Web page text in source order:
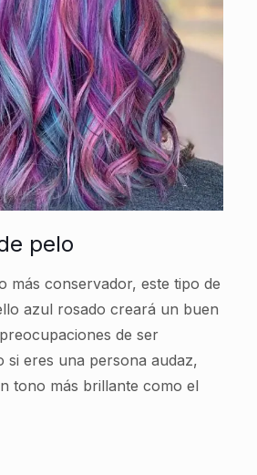
pelo
más conservador, este tipo de
azul rosado creará un buen
de ser
si eres una persona audaz,
tono más brillante como el